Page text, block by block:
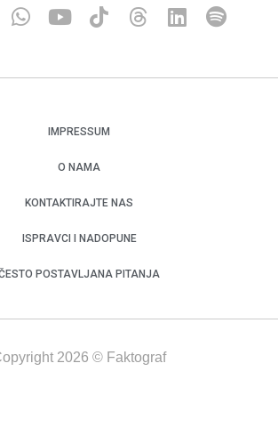
IMPRESSUM
O NAMA
KONTAKTIRAJTE NAS
ISPRAVCI I NADOPUNE
POSTAVLJANA PITANJA
2026 © Faktograf